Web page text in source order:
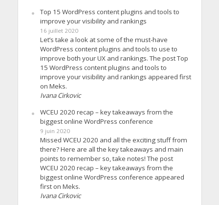
Top 15 WordPress content plugins and tools to
improve your visibility and rankings
16 juillet 2020
Let’s take a look at some of the must-have
WordPress content plugins and tools to use to
improve both your UX and rankings. The post Top
15 WordPress content plugins and tools to
improve your visibility and rankings appeared first
on Meks.
Ivana Cirkovic
WCEU 2020 recap – key takeaways from the
biggest online WordPress conference
9 juin 2020
Missed WCEU 2020 and all the exciting stuff from
there? Here are all the key takeaways and main
points to remember so, take notes! The post
WCEU 2020 recap – key takeaways from the
biggest online WordPress conference appeared
first on Meks.
Ivana Cirkovic